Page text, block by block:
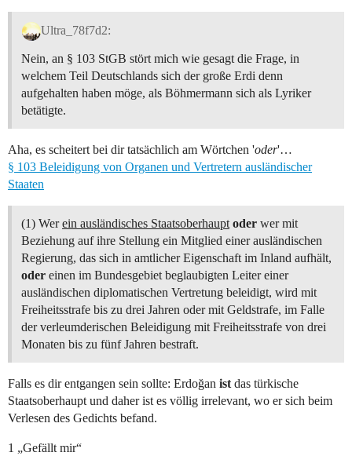
Ultra_78f7d2:
Nein, an § 103 StGB stört mich wie gesagt die Frage, in
welchem Teil Deutschlands sich der große Erdi denn
aufgehalten haben möge, als Böhmermann sich als Lyriker
betätigte.
Aha, es scheitert bei dir tatsächlich am Wörtchen 'oder'…
§ 103 Beleidigung von Organen und Vertretern ausländischer
Staaten
(1) Werein ausländisches Staatsoberhaupt oder wer mit
Beziehung auf ihre Stellung ein Mitglied einer ausländischen
Regierung, das sich in amtlicher Eigenschaft im Inland aufhält,
oder einen im Bundesgebiet beglaubigten Leiter einer
ausländischen diplomatischen Vertretung beleidigt, wird mit
Freiheitsstrafe bis zu drei Jahren oder mit Geldstrafe, im Falle
der verleumderischen Beleidigung mit Freiheitsstrafe von drei
Monaten bis zu fünf Jahren bestraft.
Falls es dir entgangen sein sollte: Erdoğan ist das türkische
Staatsoberhaupt und daher ist es völlig irrelevant, wo er sich beim
Verlesen des Gedichts befand.
1 „Gefällt mir“